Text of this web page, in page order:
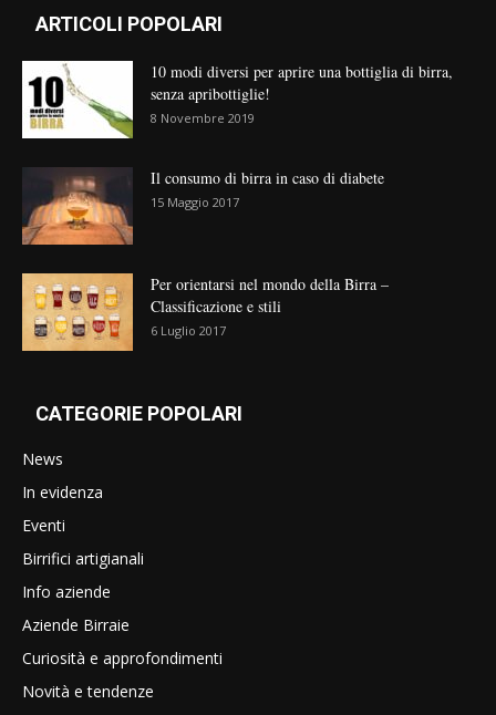
ARTICOLI POPOLARI
10 modi diversi per aprire una bottiglia di birra,
senza apribottiglie!
8 Novembre 2019
Il consumo di birra in caso di diabete
15 Maggio 2017
Per orientarsi nel mondo della Birra –
Classificazione e stili
6 Luglio 2017
CATEGORIE POPOLARI
News
In evidenza
Eventi
Birrifici artigianali
Info aziende
Aziende Birraie
Curiosità e approfondimenti
Novità e tendenze